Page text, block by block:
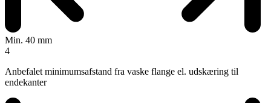
Min. 40 mm
4
Anbefalet minimumsafstand fra vaske flange el. udskæring til
endekanter